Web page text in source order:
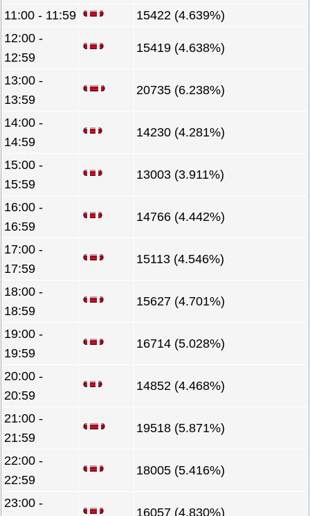
11:00 - 11:59
15422 (4.639%)
12:00 -
12:59
15419 (4.638%)
13:00 -
13:59
20735 (6.238%)
14:00 -
14:59
14230 (4.281%)
15:00 -
15:59
13003 (3.911%)
16:00 -
16:59
14766 (4.442%)
17:00 -
17:59
15113 (4.546%)
18:00 -
18:59
15627 (4.701%)
19:00 -
19:59
16714 (5.028%)
20:00 -
20:59
14852 (4.468%)
21:00 -
21:59
19518 (5.871%)
22:00 -
22:59
18005 (5.416%)
23:00 -
16057 (4.830%)